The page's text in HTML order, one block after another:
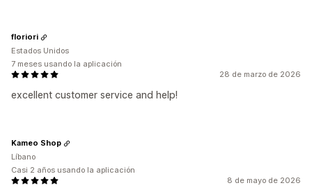
28 de marzo de 2026
excellent customer service and help!
floriori
Estados Unidos
7 meses usando la aplicación
8 de mayo de 2026
Kameo Shop
Líbano
Casi 2 años usando la aplicación